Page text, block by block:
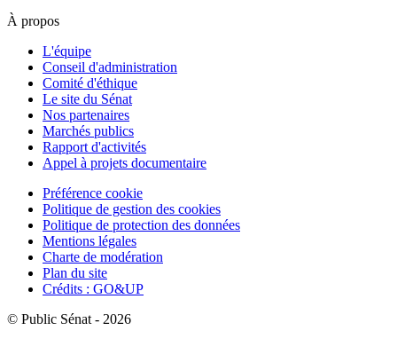
À propos
L'équipe
Conseil d'administration
Comité d'éthique
Le site du Sénat
Nos partenaires
Marchés publics
Rapport d'activités
Appel à projets documentaire
Préférence cookie
Politique de gestion des cookies
Politique de protection des données
Mentions légales
Charte de modération
Plan du site
Crédits : GO&UP
© Public Sénat - 2026